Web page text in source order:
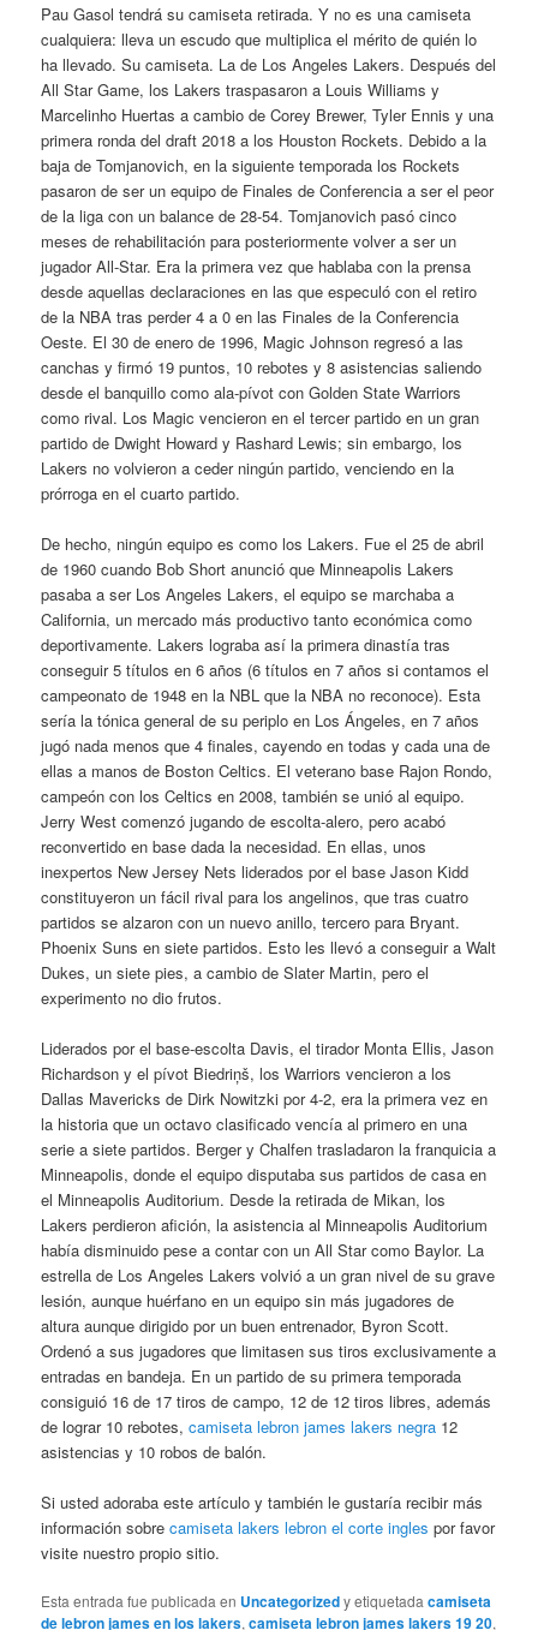
Pau Gasol tendrá su camiseta retirada. Y no es una camiseta
cualquiera: lleva un escudo que multiplica el mérito de quién lo
ha llevado. Su camiseta. La de Los Angeles Lakers. Después del
All Star Game, los Lakers traspasaron a Louis Williams y
Marcelinho Huertas a cambio de Corey Brewer, Tyler Ennis y una
primera ronda del draft 2018 a los Houston Rockets. Debido a la
baja de Tomjanovich, en la siguiente temporada los Rockets
pasaron de ser un equipo de Finales de Conferencia a ser el peor
de la liga con un balance de 28-54. Tomjanovich pasó cinco
meses de rehabilitación para posteriormente volver a ser un
jugador All-Star. Era la primera vez que hablaba con la prensa
desde aquellas declaraciones en las que especuló con el retiro
de la NBA tras perder 4 a 0 en las Finales de la Conferencia
Oeste. El 30 de enero de 1996, Magic Johnson regresó a las
canchas y firmó 19 puntos, 10 rebotes y 8 asistencias saliendo
desde el banquillo como ala-pívot con Golden State Warriors
como rival. Los Magic vencieron en el tercer partido en un gran
partido de Dwight Howard y Rashard Lewis; sin embargo, los
Lakers no volvieron a ceder ningún partido, venciendo en la
prórroga en el cuarto partido.
De hecho, ningún equipo es como los Lakers. Fue el 25 de abril
de 1960 cuando Bob Short anunció que Minneapolis Lakers
pasaba a ser Los Angeles Lakers, el equipo se marchaba a
California, un mercado más productivo tanto económica como
deportivamente. Lakers lograba así la primera dinastía tras
conseguir 5 títulos en 6 años (6 títulos en 7 años si contamos el
campeonato de 1948 en la NBL que la NBA no reconoce). Esta
sería la tónica general de su periplo en Los Ángeles, en 7 años
jugó nada menos que 4 finales, cayendo en todas y cada una de
ellas a manos de Boston Celtics. El veterano base Rajon Rondo,
campeón con los Celtics en 2008, también se unió al equipo.
Jerry West comenzó jugando de escolta-alero, pero acabó
reconvertido en base dada la necesidad. En ellas, unos
inexpertos New Jersey Nets liderados por el base Jason Kidd
constituyeron un fácil rival para los angelinos, que tras cuatro
partidos se alzaron con un nuevo anillo, tercero para Bryant.
Phoenix Suns en siete partidos. Esto les llevó a conseguir a Walt
Dukes, un siete pies, a cambio de Slater Martin, pero el
experimento no dio frutos.
Liderados por el base-escolta Davis, el tirador Monta Ellis, Jason
Richardson y el pívot Biedriņš, los Warriors vencieron a los
Dallas Mavericks de Dirk Nowitzki por 4-2, era la primera vez en
la historia que un octavo clasificado vencía al primero en una
serie a siete partidos. Berger y Chalfen trasladaron la franquicia a
Minneapolis, donde el equipo disputaba sus partidos de casa en
el Minneapolis Auditorium. Desde la retirada de Mikan, los
Lakers perdieron afición, la asistencia al Minneapolis Auditorium
había disminuido pese a contar con un All Star como Baylor. La
estrella de Los Angeles Lakers volvió a un gran nivel de su grave
lesión, aunque huérfano en un equipo sin más jugadores de
altura aunque dirigido por un buen entrenador, Byron Scott.
Ordenó a sus jugadores que limitasen sus tiros exclusivamente a
entradas en bandeja. En un partido de su primera temporada
consiguió 16 de 17 tiros de campo, 12 de 12 tiros libres, además
de lograr 10 rebotes,camiseta lebron james lakers negra 12
asistencias y 10 robos de balón.
Si usted adoraba este artículo y también le gustaría recibir más
información sobrecamiseta lakers lebron el corte ingles por favor
visite nuestro propio sitio.
Esta entrada fue publicada en Uncategorizedy etiquetadacamiseta
de lebron james en los lakers,camiseta lebron james lakers 19 20,